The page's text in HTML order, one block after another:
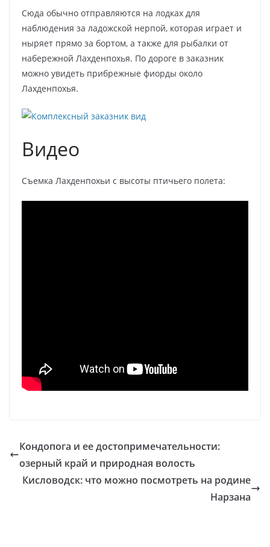
Сюда обычно отправляются на лодках для
наблюдения за ладожской нерпой, которая играет и
ныряет прямо за бортом, а также для рыбалки от
набережной Лахденпохья. По дороге в заказник
можно увидеть прибрежные фиорды около
Лахденпохья.
Видео
Съемка Лахденпохьи с высоты птичьего полета:
Кондопога и ее достопримечательности:
озерный край и природная волость
Кисловодск: что можно посмотреть на родине
Нарзана